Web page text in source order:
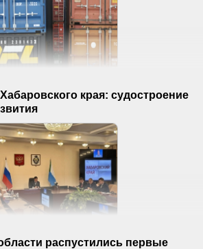
края: судостроение
распустились первые